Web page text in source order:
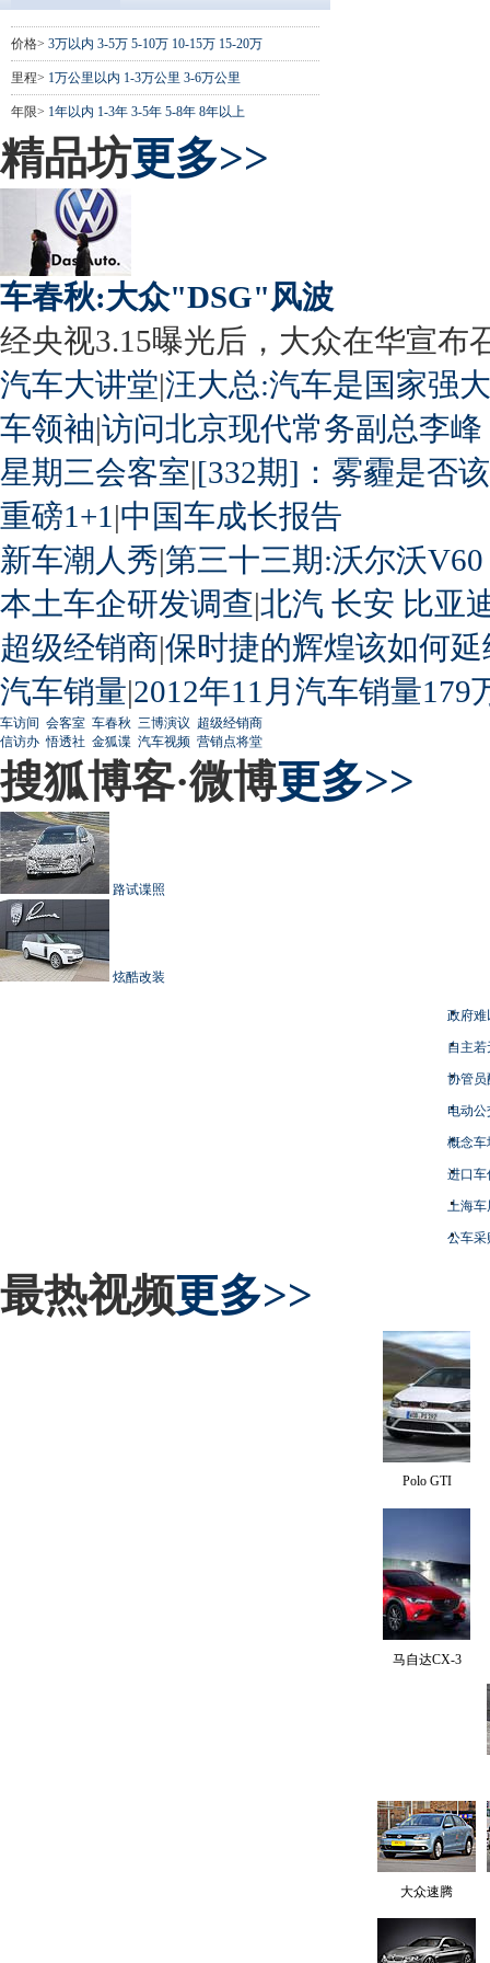
价格> 3万以内 3-5万 5-10万 10-15万 15-20万
里程> 1万公里以内 1-3万公里 3-6万公里
年限> 1年以内 1-3年 3-5年 5-8年 8年以上
精品坊更多>>
车春秋:大众"DSG"风波
经央视3.15曝光后，大众在华宣布
汽车大讲堂|汪大总:汽车是国家强
车领袖|访问北京现代常务副总李峰
星期三会客室|[332期]：雾霾是否
重磅1+1 |中国车成长报告
新车潮人秀|第三十三期:沃尔沃
本土车企研发调查|北汽 长安 比亚
超级经销商|保时捷的辉煌该如何延
汽车销量|2012年11月汽车销量179
车访间 会客室 车春秋 三博演议 超级经销商
信访办 悟透社 金狐谍 汽车视频 营销点将堂
搜狐博客·微博更多>>
路试谍照
炫酷改装
政府难
自主
协管员
电动
概念车
进口车
上海
公车采
最热视频更多>>
Polo GTI
马自达CX-3
大众速腾